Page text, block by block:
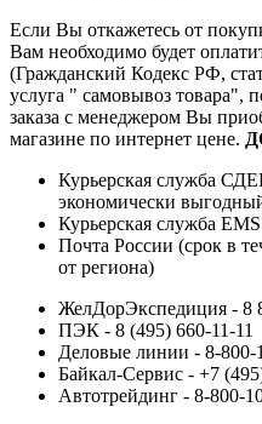
Если Вы откажетесь от
Вам необходимо будет
(Гражданский Кодекс РФ,
услуга " самовывоз товара",
заказа с менеджером Вы
магазине по интернет цене.
Курьерская служба
экономически
Курьерская служба
Почта России (срок в
от региона)
ЖелДорЭкспедиция - 8
ПЭК - 8 (495) 660-11-11
Деловые линии - 8-800-
Байкал-Сервис - +7
Автотрейдинг - 8-800-